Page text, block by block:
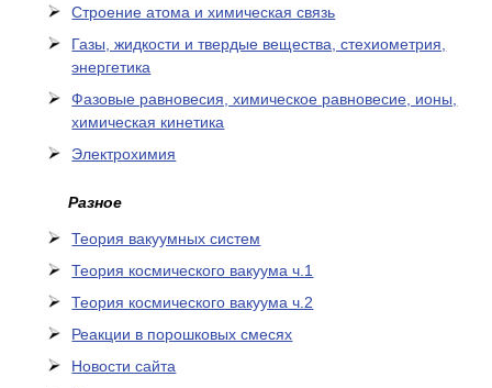
Cтроение атома и химическая связь
Газы, жидкости и твердые вещества, стехиометрия,
энергетика
Фазовые равновесия, химическое равновесие, ионы,
химическая кинетика
Электрохимия
Разное
Теория вакуумных систем
Теория космического вакуума ч.1
Теория космического вакуума ч.2
Реакции в порошковых смесях
Новости сайта